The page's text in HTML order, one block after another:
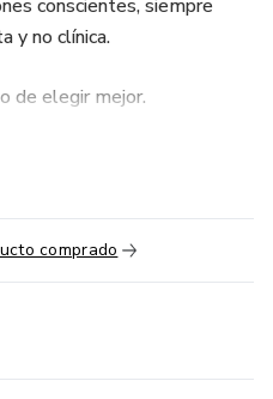
conscientes, siempre
y no clínica.
de elegir mejor.
acompañarte a identificar
irreales,
actual.
comprado